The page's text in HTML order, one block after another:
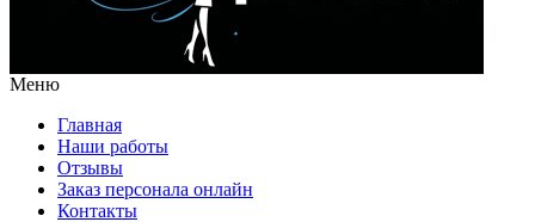
Меню
Главная
Наши работы
Отзывы
Заказ персонала онлайн
Контакты